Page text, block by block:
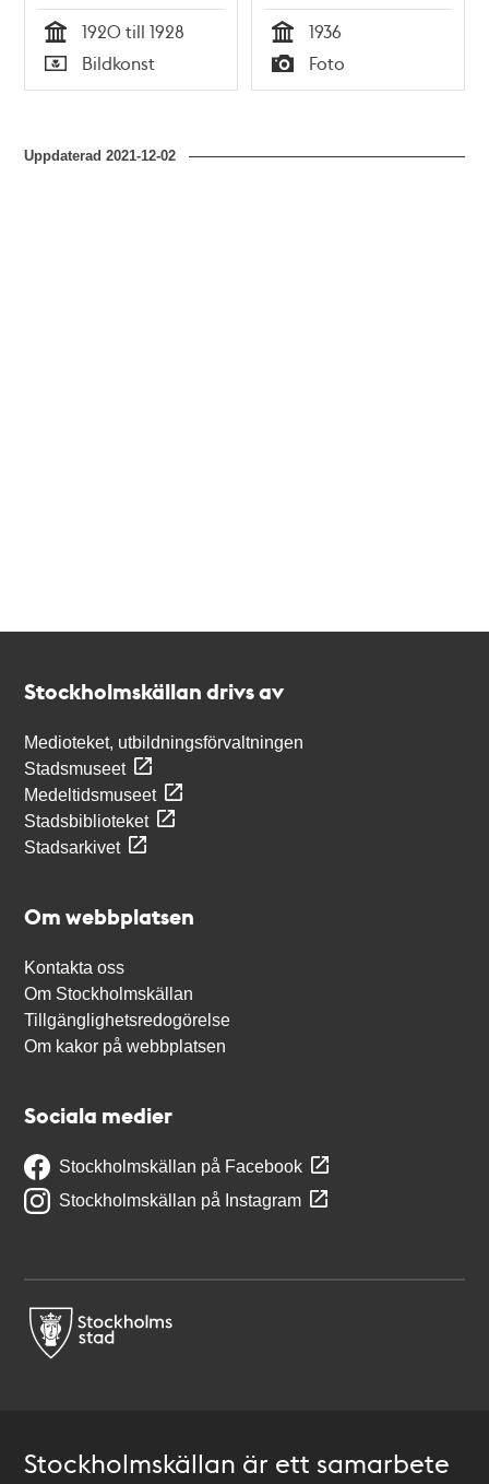
Tid
1920 till 1928
Typ
Bildkonst Tid
1936
Typ
Foto
Uppdaterad2021-12-02
Stockholmskällan drivs av
Medioteket, utbildningsförvaltningen
Stadsmuseet
Medeltidsmuseet
Stadsbiblioteket
Stadsarkivet
Om webbplatsen
Kontakta oss
Om Stockholmskällan
Tillgänglighetsredogörelse
Om kakor på webbplatsen
Sociala medier
Stockholmskällan på Facebook
Stockholmskällan på Instagram
Stockholmskällan är ett samarbete